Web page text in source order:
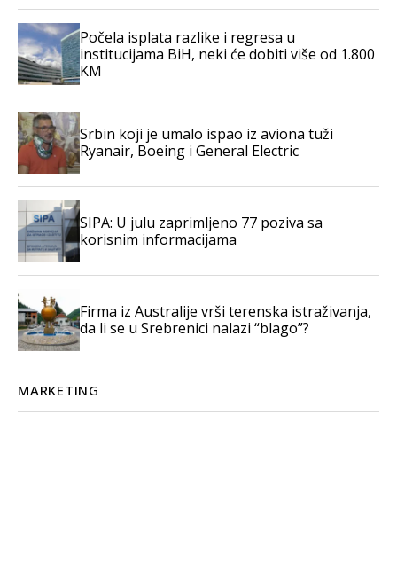
Počela isplata razlike i regresa u
institucijama BiH, neki će dobiti više od 1.800
KM
Srbin koji je umalo ispao iz aviona tuži
Ryanair, Boeing i General Electric
SIPA: U julu zaprimljeno 77 poziva sa
korisnim informacijama
Firma iz Australije vrši terenska istraživanja,
da li se u Srebrenici nalazi “blago”?
MARKETING